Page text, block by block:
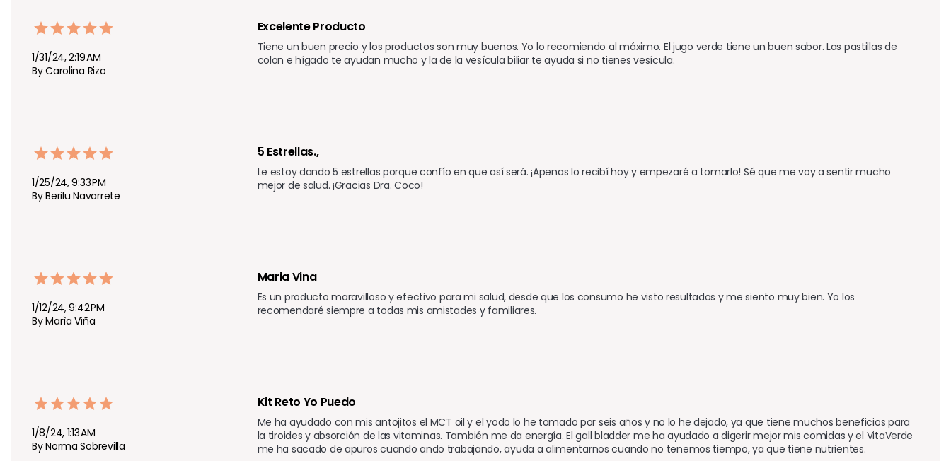
1/31/24, 2:19 AM
By Carolina Rizo
Excelente Producto
Tiene un buen precio y los productos son muy buenos. Yo lo recomiendo al máximo. El jugo verde tiene un buen sabor. Las pastillas de
colon e hígado te ayudan mucho y la de la vesícula biliar te ayuda si no tienes vesícula.
1/25/24, 9:33 PM
By Berilu Navarrete
5 Estrellas.,
Le estoy dando 5 estrellas porque confío en que así será. ¡Apenas lo recibí hoy y empezaré a tomarlo! Sé que me voy a sentir mucho
mejor de salud. ¡Gracias Dra. Coco!
1/12/24, 9:42 PM
By Marìa Viña
Maria Vina
Es un producto maravilloso y efectivo para mi salud, desde que los consumo he visto resultados y me siento muy bien. Yo los
recomendaré siempre a todas mis amistades y familiares.
1/8/24, 1:13 AM
By Norma Sobrevilla
Kit Reto Yo Puedo
Me ha ayudado con mis antojitos el MCT oil y el yodo lo he tomado por seis años y no lo he dejado, ya que tiene muchos beneficios para
la tiroides y absorción de las vitaminas. También me da energía. El gall bladder me ha ayudado a digerir mejor mis comidas y el VitaVerde
me ha sacado de apuros cuando ando trabajando, ayuda a alimentarnos cuando no tenemos tiempo, ya que tiene nutrientes.